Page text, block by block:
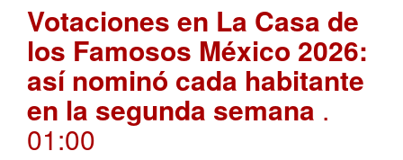
Votaciones en La Casa de
los Famosos México 2026:
así nominó cada habitante
en la segunda semana .
01:00